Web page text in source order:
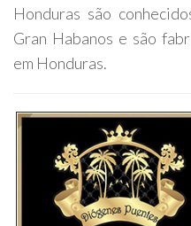
Honduras são
Gran Habanos e são
em Honduras.